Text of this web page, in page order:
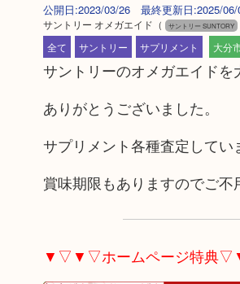
公開日:2023/03/26 最終更新日:2025/06/
サントリー オメガエイド （ サントリー SUNTORY
全て
サントリー サプリメント 大分
サントリーのオメガエイドを
ありがとうございました。
サプリメント各種査定してい
賞味期限もありますのでご不
▼▽▼▽ホームページ特典